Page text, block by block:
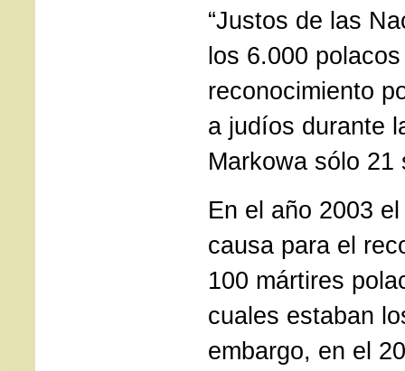
“Justos de las
los 6.000
reconocimiento
a judíos durante
Markowa sólo 21
En el año 2003
causa para el
100 mártires
cuales estaban
embargo, en el